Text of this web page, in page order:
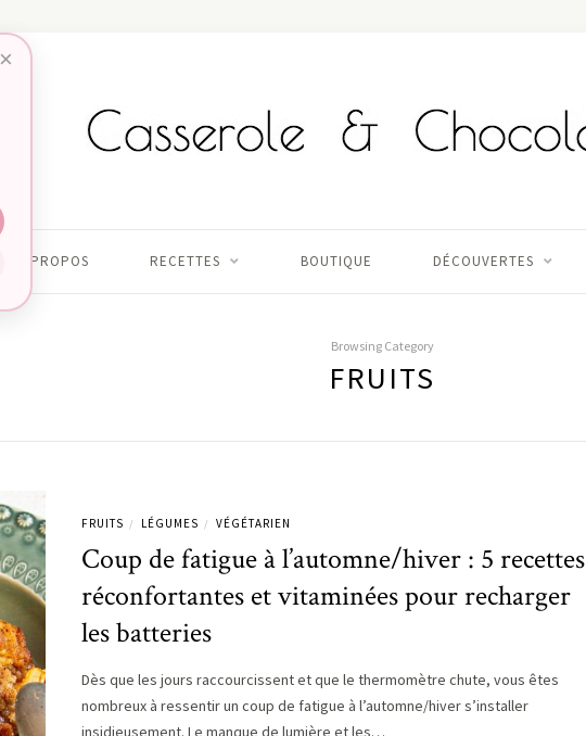
À PROPOS RECETTES BOUTIQUE DÉCOUVERTES
Browsing Category
FRUITS
FRUITS / LÉGUMES / VÉGÉTARIEN
Coup de fatigue à l’automne/hiver : 5 recettes
réconfortantes et vitaminées pour recharger
les batteries
Dès que les jours raccourcissent et que le thermomètre chute, vous êtes
nombreux à ressentir un coup de fatigue à l’automne/hiver s’installer
insidieusement. Le manque de lumière et les…
×